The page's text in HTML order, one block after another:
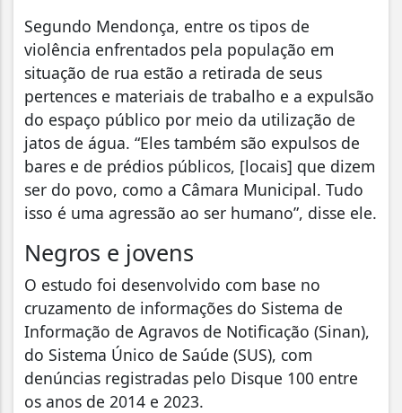
Segundo Mendonça, entre os tipos de
violência enfrentados pela população em
situação de rua estão a retirada de seus
pertences e materiais de trabalho e a expulsão
do espaço público por meio da utilização de
jatos de água. “Eles também são expulsos de
bares e de prédios públicos, [locais] que dizem
ser do povo, como a Câmara Municipal. Tudo
isso é uma agressão ao ser humano”, disse ele.
Negros e jovens
O estudo foi desenvolvido com base no
cruzamento de informações do Sistema de
Informação de Agravos de Notificação (Sinan),
do Sistema Único de Saúde (SUS), com
denúncias registradas pelo Disque 100 entre
os anos de 2014 e 2023.